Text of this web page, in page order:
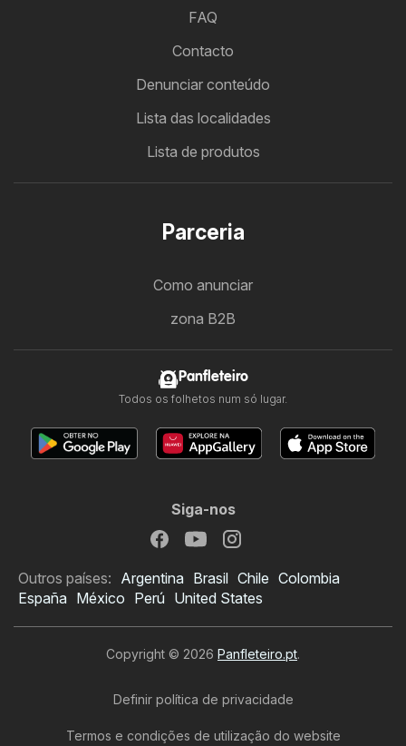
FAQ
Contacto
Denunciar conteúdo
Lista das localidades
Lista de produtos
Parceria
Como anunciar
zona B2B
Panfleteiro
Todos os folhetos num só lugar.
Siga-nos
Outros países: Argentina Brasil Chile Colombia
España México Perú United States
Copyright © 2026 Panfleteiro.pt.
Definir política de privacidade
Termos e condições de utilização do website